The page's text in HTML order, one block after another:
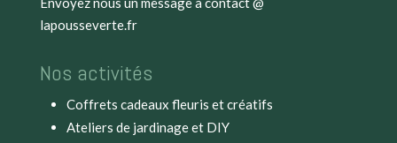
lapousseverte.fr
Nos activités
Coffrets cadeaux fleuris et créatifs
Ateliers de jardinage et DIY